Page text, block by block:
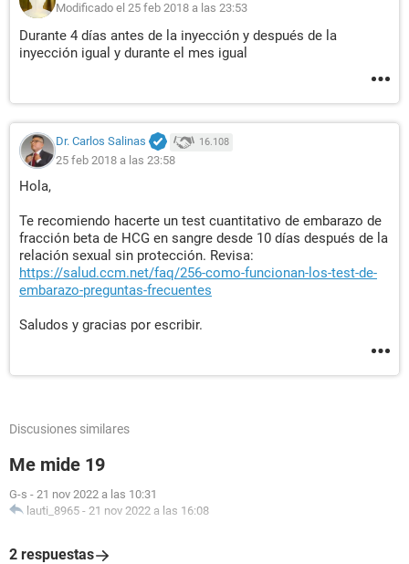
Modificado el 25 feb 2018 a las 23:53
Durante 4 días antes de la inyección y después de la
inyección igual y durante el mes igual
Dr. Carlos Salinas 16.108
25 feb 2018 a las 23:58
Hola,
Te recomiendo hacerte un test cuantitativo de embarazo de
fracción beta de HCG en sangre desde 10 días después de la
relación sexual sin protección. Revisa:
https://salud.ccm.net/faq/256-como-funcionan-los-test-de-
embarazo-preguntas-frecuentes
Saludos y gracias por escribir.
Discusiones similares
Me mide 19
G-s - 21 nov 2022 a las 10:31
lauti_8965 - 21 nov 2022 a las 16:08
2 respuestas